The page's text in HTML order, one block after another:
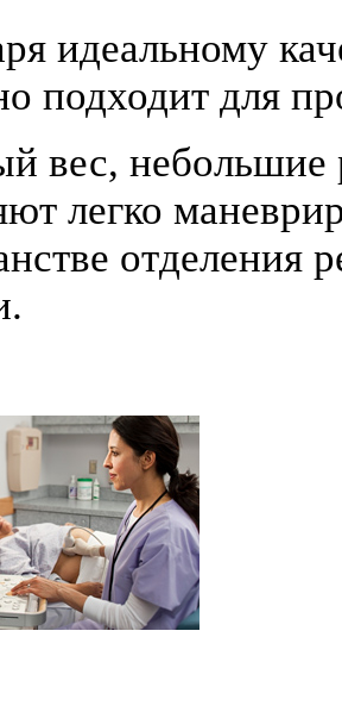
идеальному
подходит для
вес, небольшие
легко
отделения